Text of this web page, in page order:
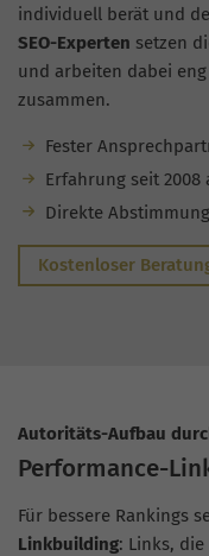
individuell berät und
SEO-Experten setzen
und arbeiten dabei
zusammen.
Fester
Erfahrung seit
Direkte
Kostenloser
Autoritäts-Aufbau
Performance-
Für bessere Rankings
Linkbuilding: Links,